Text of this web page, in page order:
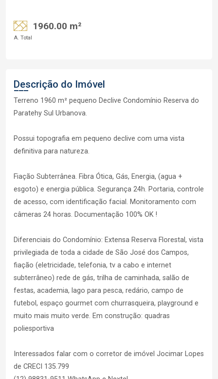
1960.00 m²
A. Total
Descrição do Imóvel
Terreno 1960 m² pequeno Declive Condomínio Reserva do
Paratehy Sul Urbanova.
Possui topografia em pequeno declive com uma vista
definitiva para natureza.
Fiação Subterrânea. Fibra Ótica, Gás, Energia, (agua +
esgoto) e energia pública. Segurança 24h. Portaria, controle
de acesso, com identificação facial. Monitoramento com
câmeras 24 horas. Documentação 100% OK !
Diferenciais do Condomínio: Extensa Reserva Florestal, vista
privilegiada de toda a cidade de São José dos Campos,
fiação (eletricidade, telefonia, tv a cabo e internet
subterrâneo) rede de gás, trilha de caminhada, salão de
festas, academia, lago para pesca, redário, campo de
futebol, espaço gourmet com churrasqueira, playground e
muito mais muito verde. Em construção: quadras
poliesportiva
Interessados falar com o corretor de imóvel Jocimar Lopes
de CRECI 135.799